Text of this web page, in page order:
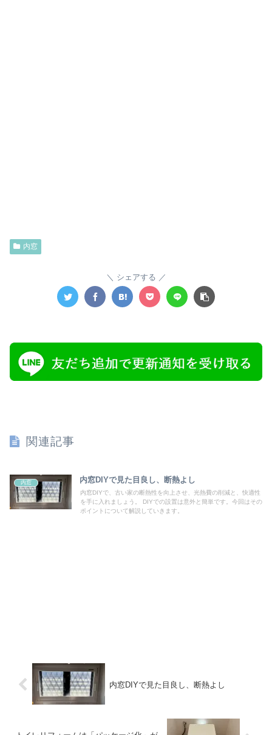
内窓
シェアする
関連記事
内窓 内窓DIYで見た目良し、断熱よし
内窓DIYで、古い家の断熱性を向上させ、光熱費の削減と、快適性
を手に入れましょう。 DIYでの設置は意外と簡単です。今回はその
ポイントについて解説していきます。
内窓DIYで見た目良し、断熱よし